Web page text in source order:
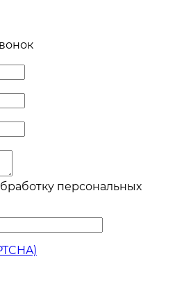
персональных